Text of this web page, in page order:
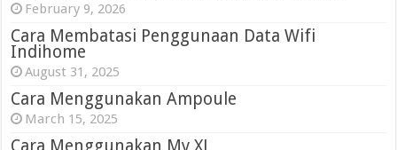
February 9, 2026
Cara Membatasi Penggunaan Data Wifi
Indihome
August 31, 2025
Cara Menggunakan Ampoule
March 15, 2025